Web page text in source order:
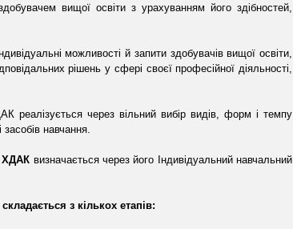
вищої освіти з урахуванням його здібностей,
можливості й запити здобувачів вищої освіти,
рішень у сфері своєї професійної діяльності,
реалізується через вільний вибір видів, форм і темпу
навчання.
ХДАК визначається через його Індивідуальний навчальний
з кількох етапів: